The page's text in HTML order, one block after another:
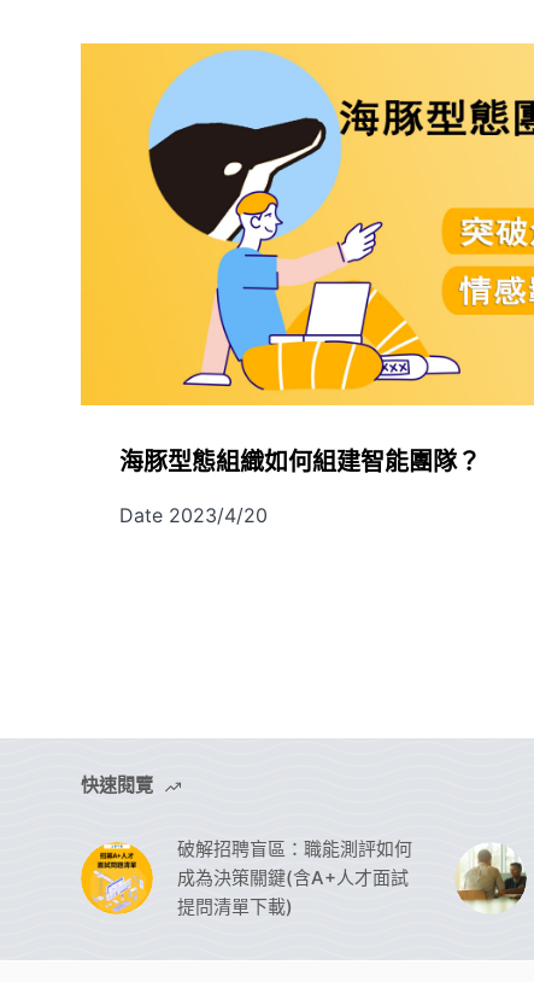
海豚型態組織如何組建智能團隊？
Date 2023/4/20
快速閱覽
破解招聘盲區：職能測評如何
成為決策關鍵(含A+人才面試
提問清單下載)